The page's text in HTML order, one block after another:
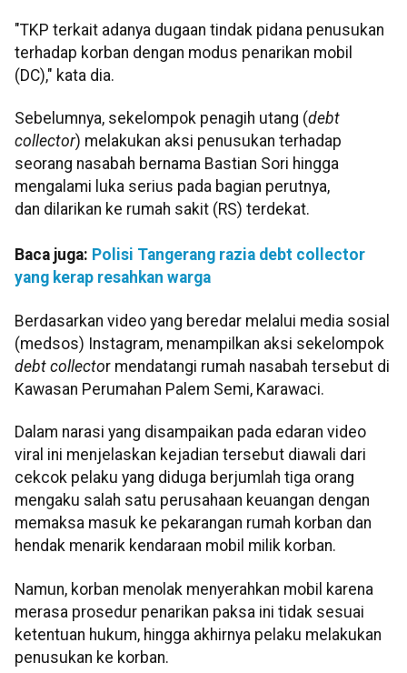
"TKP terkait adanya dugaan tindak pidana penusukan
terhadap korban dengan modus penarikan mobil
(DC)," kata dia.
Sebelumnya, sekelompok penagih utang (debt
collector) melakukan aksi penusukan terhadap
seorang nasabah bernama Bastian Sori hingga
mengalami luka serius pada bagian perutnya,
dan dilarikan ke rumah sakit (RS) terdekat.
Baca juga: Polisi Tangerang razia debt collector
yang kerap resahkan warga
Berdasarkan video yang beredar melalui media sosial
(medsos) Instagram, menampilkan aksi sekelompok
debt collector mendatangi rumah nasabah tersebut di
Kawasan Perumahan Palem Semi, Karawaci.
Dalam narasi yang disampaikan pada edaran video
viral ini menjelaskan kejadian tersebut diawali dari
cekcok pelaku yang diduga berjumlah tiga orang
mengaku salah satu perusahaan keuangan dengan
memaksa masuk ke pekarangan rumah korban dan
hendak menarik kendaraan mobil milik korban.
Namun, korban menolak menyerahkan mobil karena
merasa prosedur penarikan paksa ini tidak sesuai
ketentuan hukum, hingga akhirnya pelaku melakukan
penusukan ke korban.